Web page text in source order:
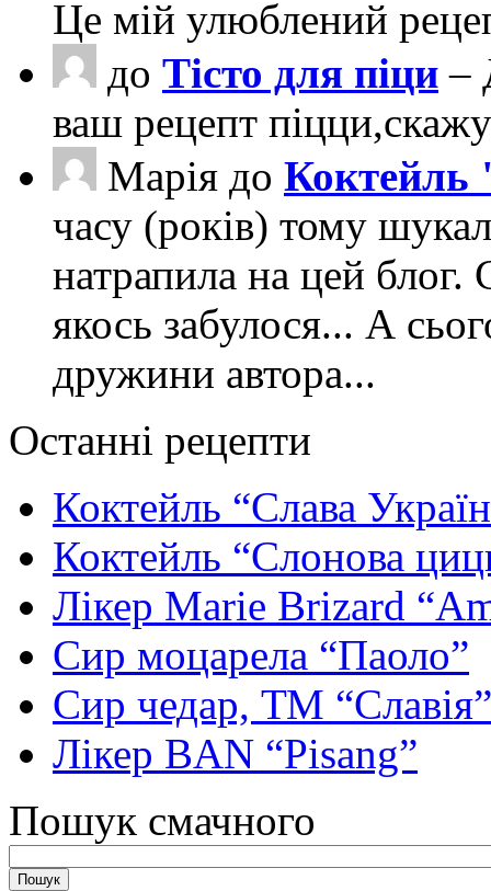
Це мій улюблений
до Тісто для піци –
ваш рецепт
Марія до Коктейль
часу (років) тому
натрапила на цей блог.
якось забулося... А
дружини автора...
Останні рецепти
Коктейль “Слава
Коктейль “Слонова
Лікер Marie Brizard
Сир моцарела “Паоло”
Сир чедар, ТМ “Славія”
Лікер BAN “Pisang”
Пошук смачного